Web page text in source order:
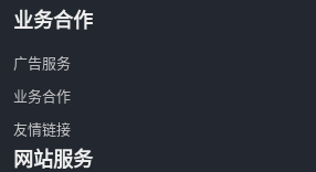
业务合作
广告服务
业务合作
友情链接
网站服务